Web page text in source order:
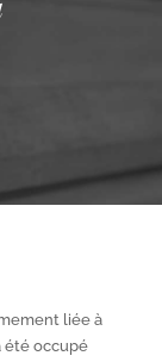
liée à
été occupé